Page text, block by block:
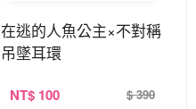
在逃的人魚公主×不對稱
吊墜耳環
NT$ 100 $ 390